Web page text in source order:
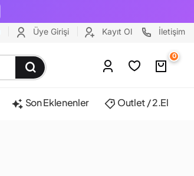
Üye Girişi Kayıt Ol İletişim
0
Son Eklenenler Outlet / 2.El